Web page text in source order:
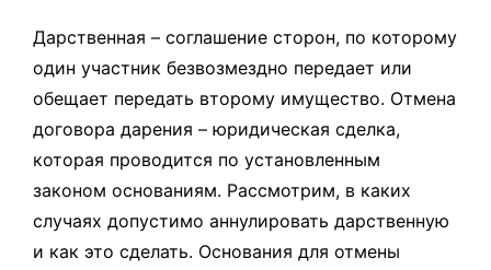
Дарственная – соглашение сторон, по которому
один участник безвозмездно передает или
обещает передать второму имущество. Отмена
договора дарения – юридическая сделка,
которая проводится по установленным
законом основаниям. Рассмотрим, в каких
случаях допустимо аннулировать дарственную
и как это сделать. Основания для отмены